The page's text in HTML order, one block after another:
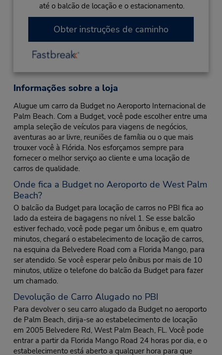
até o balcão de locação e o estacionamento.
Obter instruções de caminho
Informações sobre a loja
Alugue um carro da Budget no Aeroporto Internacional de
Palm Beach. Com a Budget, você pode escolher entre uma
ampla seleção de veículos para viagens de negócios,
aventuras ao ar livre, reuniões de família ou o que mais
trouxer você à Flórida. Nos esforçamos sempre para
fornecer o melhor serviço ao cliente e uma locação de
carros de qualidade.
Onde fica a Budget no Aeroporto de West Palm
Beach?
O balcão da Budget para locação de carros no PBI fica ao
lado da esteira de bagagens no nível 1. Se esse balcão
estiver fechado, você pode pegar um ônibus e, em quatro
minutos, chegará o estabelecimento de locação de carros,
na esquina da Belvedere Road com a Florida Mango, para
ser atendido. Se você esperar pelo ônibus por mais de 10
minutos, utilize o telefone do balcão da Budget para fazer
um chamado.
Devolução de Carro Alugado no PBI
Para devolver o seu carro alugado da Budget no aeroporto
de Palm Beach, dirija-se ao estabelecimento de locação
em 2005 Belvedere Rd, West Palm Beach, FL. Você pode
entrar a partir da Florida Mango Road 24 horas por dia, e o
estabelecimento está aberto a qualquer hora para que